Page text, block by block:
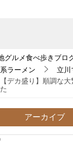
グルメ食べ歩きブロ
ラーメン
立川
デカ盛り】順調な
アーカイブ